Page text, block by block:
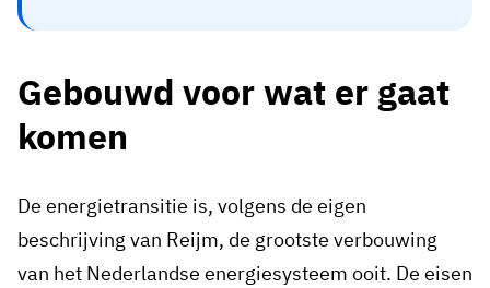
Gebouwd voor wat er gaat
komen
De energietransitie is, volgens de eigen
beschrijving van Reijm, de grootste verbouwing
van het Nederlandse energiesysteem ooit. De eisen